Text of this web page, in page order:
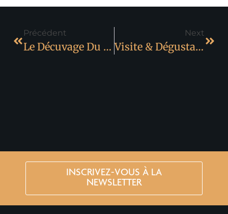
Précédent
Le Décuvage Du Rouge : La Fin Des Vendanges
Next
Visite & Dégustation – Automne 2025
INSCRIVEZ-VOUS À LA
NEWSLETTER